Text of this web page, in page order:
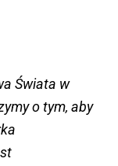
Świata w
o tym, aby